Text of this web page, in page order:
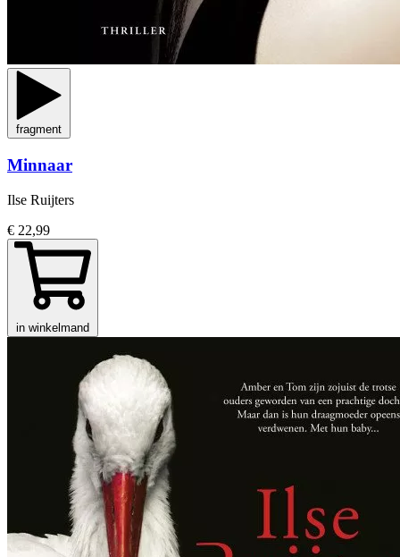
fragment
Minnaar
Ilse Ruijters
€ 22,99
in winkelmand